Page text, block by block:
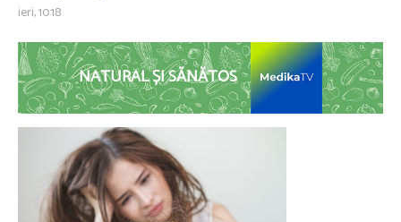
ieri, 10:18
NATURAL ȘI SĂNĂTOS